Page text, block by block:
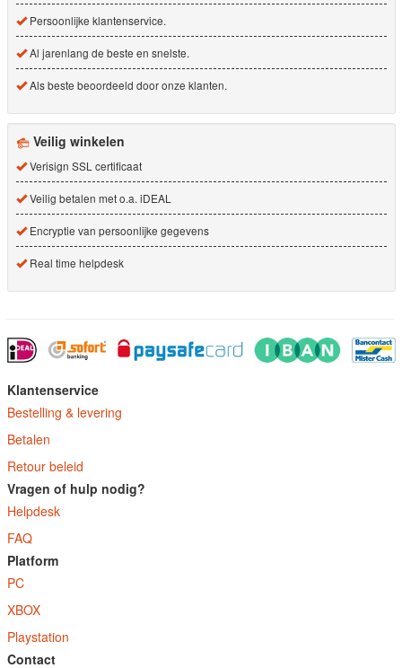
Persoonlijke klantenservice.
Al jarenlang de beste en snelste.
Als beste beoordeeld door onze klanten.
Veilig winkelen
Verisign SSL certificaat
Veilig betalen met o.a. iDEAL
Encryptie van persoonlijke gegevens
Real time helpdesk
Klantenservice
Bestelling & levering
Betalen
Retour beleid
Vragen of hulp nodig?
Helpdesk
FAQ
Platform
PC
XBOX
Playstation
Contact